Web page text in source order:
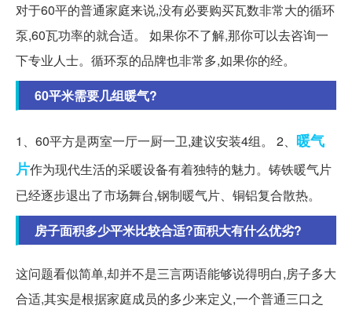
对于60平的普通家庭来说,没有必要购买瓦数非常大的循环
泵,60瓦功率的就合适。 如果你不了解,那你可以去咨询一
下专业人士。循环泵的品牌也非常多,如果你的经。
60平米需要几组暖气?
1、60平方是两室一厅一厨一卫,建议安装4组。 2、 暖气
片作为现代生活的采暖设备有着独特的魅力。铸铁暖气片
已经逐步退出了市场舞台,钢制暖气片、铜铝复合散热。
房子面积多少平米比较合适?面积大有什么优劣?
这问题看似简单,却并不是三言两语能够说得明白,房子多大
合适,其实是根据家庭成员的多少来定义,一个普通三口之